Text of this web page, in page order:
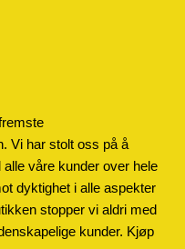
Vi har stolt oss på å
alle våre kunder over hele
dyktighet i alle aspekter
stopper vi aldri med
kunder. Kjøp